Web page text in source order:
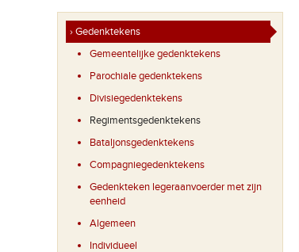
› Gedenktekens
Gemeentelijke gedenktekens
Parochiale gedenktekens
Divisiegedenktekens
Regimentsgedenktekens
Bataljonsgedenktekens
Compagniegedenktekens
Gedenkteken legeraanvoerder met zijn
eenheid
Algemeen
Individueel